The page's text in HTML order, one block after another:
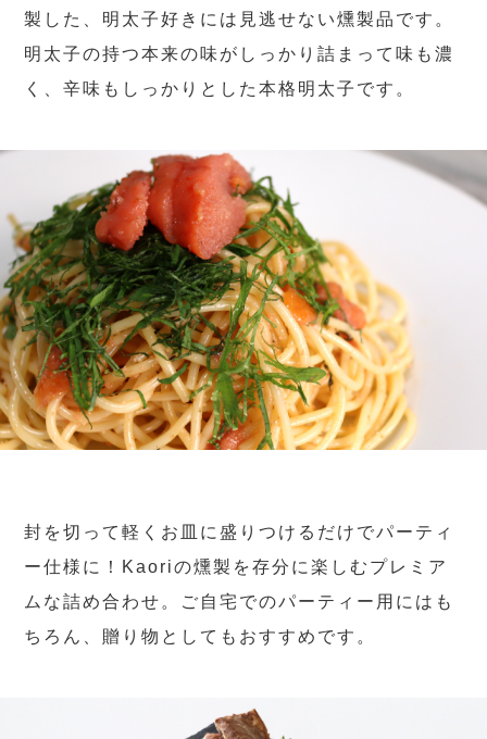
製した、明太子好きには見逃せない燻製品です。
明太子の持つ本来の味がしっかり詰まって味も濃
く、辛味もしっかりとした本格明太子です。
封を切って軽くお皿に盛りつけるだけでパーティ
ー仕様に！Kaoriの燻製を存分に楽しむプレミア
ムな詰め合わせ。ご自宅でのパーティー用にはも
ちろん、贈り物としてもおすすめです。